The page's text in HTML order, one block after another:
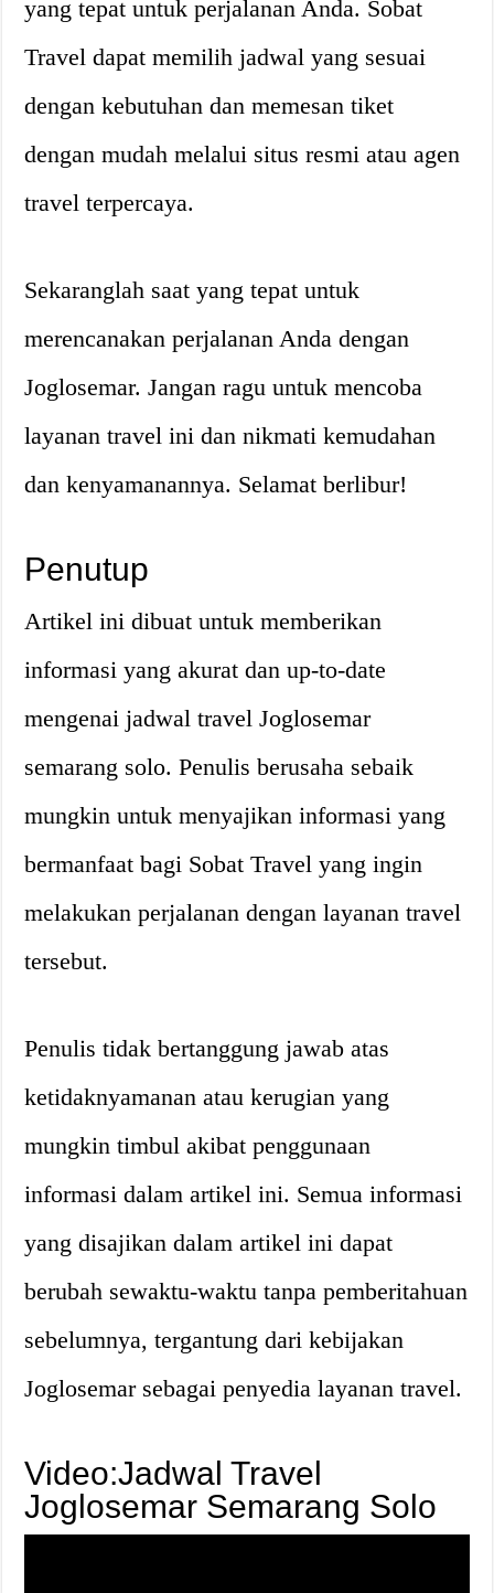
yang tepat untuk perjalanan Anda. Sobat
Travel dapat memilih jadwal yang sesuai
dengan kebutuhan dan memesan tiket
dengan mudah melalui situs resmi atau agen
travel terpercaya.
Sekaranglah saat yang tepat untuk
merencanakan perjalanan Anda dengan
Joglosemar. Jangan ragu untuk mencoba
layanan travel ini dan nikmati kemudahan
dan kenyamanannya. Selamat berlibur!
Penutup
Artikel ini dibuat untuk memberikan
informasi yang akurat dan up-to-date
mengenai jadwal travel Joglosemar
semarang solo. Penulis berusaha sebaik
mungkin untuk menyajikan informasi yang
bermanfaat bagi Sobat Travel yang ingin
melakukan perjalanan dengan layanan travel
tersebut.
Penulis tidak bertanggung jawab atas
ketidaknyamanan atau kerugian yang
mungkin timbul akibat penggunaan
informasi dalam artikel ini. Semua informasi
yang disajikan dalam artikel ini dapat
berubah sewaktu-waktu tanpa pemberitahuan
sebelumnya, tergantung dari kebijakan
Joglosemar sebagai penyedia layanan travel.
Video:Jadwal Travel
Joglosemar Semarang Solo